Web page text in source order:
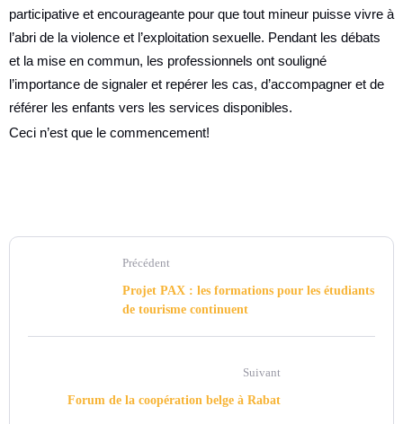
participative et encourageante pour que tout mineur puisse vivre à
l’abri de la violence et l’exploitation sexuelle. Pendant les débats
et la mise en commun, les professionnels ont souligné
l’importance de signaler et repérer les cas, d’accompagner et de
référer les enfants vers les services disponibles.
Ceci n’est que le commencement!
Précédent
Projet PAX : les formations pour les étudiants
de tourisme continuent
Suivant
Forum de la coopération belge à Rabat